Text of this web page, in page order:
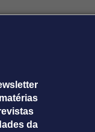
da
Institucional